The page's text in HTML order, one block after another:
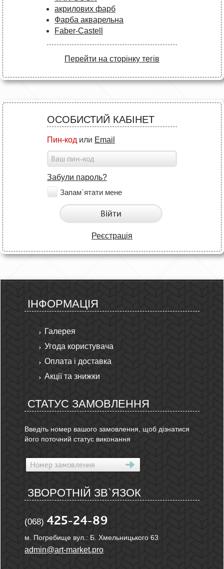
акрилових фарб
Фарба акварельна
Faber-Castell
Перейти на сторінку тегів
ОСОБИСТИЙ КАБІНЕТ
Пин-код или Email
Забули пароль?
Запам`ятати мене
Війти
Реєстрація
ІНФОРМАЦІЯ
Галерея
Угода користувача
Оплата і доставка
Акції та знижки
СТАТУС ЗАМОВЛЕННЯ
Введіть номер вашого замовлення, щоб дізнатися
його поточний статус виконання
ЗВОРОТНІЙ ЗВ`ЯЗОК
(068) 425-24-89
м. Погребище вул.: Б. Хмельницького 63
admin@art-market.pro